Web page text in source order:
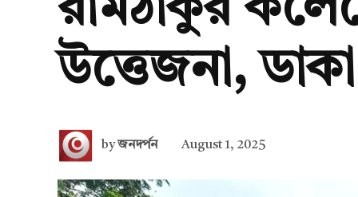
রামঠাকুর
উত্তেজনা,
byজনদর্পন August 1, 2025